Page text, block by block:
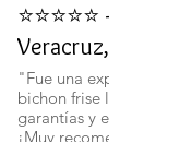
⭐⭐⭐⭐⭐ -
Veracruz,
"Fue una experiencia
bichon frise llegó con
garantías y en perfecto
¡Muy recomendados!".